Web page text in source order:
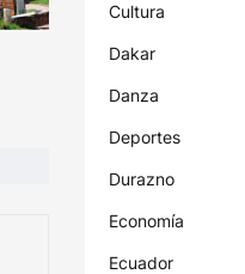
Cultura
Dakar
Danza
Deportes
Durazno
Economía
Ecuador